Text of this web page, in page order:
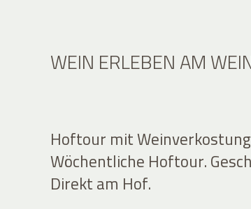
WEIN ERLEBEN AM
Hoftour mit
Wöchentliche Hoftour.
Direkt am Hof.